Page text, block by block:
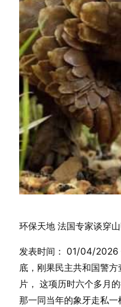
环保天地 法国专家谈穿山
发表时间： 01/04/2026
底，刚果民主共和国警
片， 这项历时六个多月
那一同当年的象牙走私